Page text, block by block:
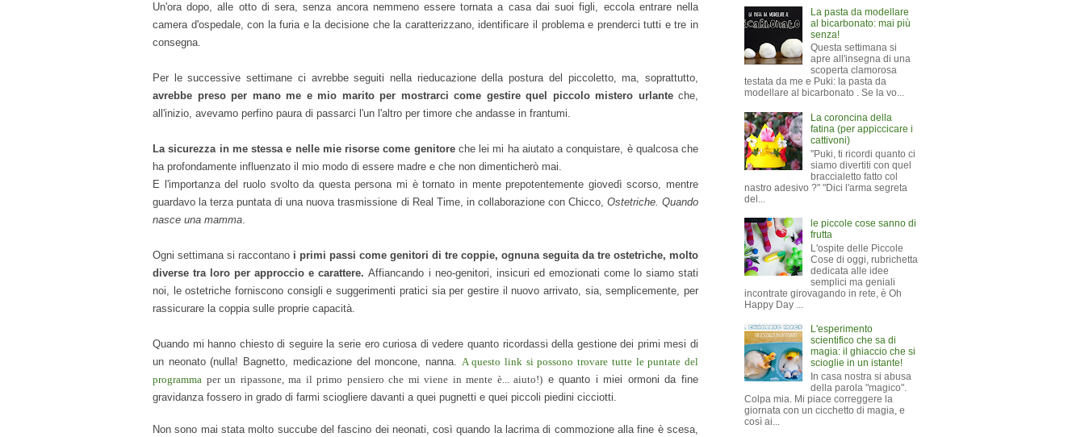
Un'ora dopo, alle otto di sera, senza ancora nemmeno essere tornata a casa dai suoi figli, eccola entrare nella
camera d'ospedale, con la furia e la decisione che la caratterizzano, identificare il problema e prenderci tutti e tre in
consegna.
Per le successive settimane ci avrebbe seguiti nella rieducazione della postura del piccoletto, ma, soprattutto,
avrebbe preso per mano me e mio marito per mostrarci come gestire quel piccolo mistero urlanteche,
all'inizio, avevamo perfino paura di passarci l'un l'altro per timore che andasse in frantumi.
La sicurezza in me stessa e nelle mie risorse come genitoreche lei mi ha aiutato a conquistare, è qualcosa che
ha profondamente influenzato il mio modo di essere madre e che non dimenticherò mai.
E l'importanza del ruolo svolto da questa persona mi è tornato in mente prepotentemente giovedì scorso, mentre
guardavo la terza puntata di una nuova trasmissione di Real Time, in collaborazione con Chicco, Ostetriche. Quando
nasce una mamma.
Ogni settimana si raccontano i primi passi come genitori di tre coppie, ognuna seguita da tre ostetriche, molto
diverse tra loro per approccio e carattere.Affiancando i neo-genitori, insicuri ed emozionati come lo siamo stati
noi, le ostetriche forniscono consigli e suggerimenti pratici sia per gestire il nuovo arrivato, sia, semplicemente, per
rassicurare la coppia sulle proprie capacità.
Quando mi hanno chiesto di seguire la serie ero curiosa di vedere quanto ricordassi della gestione dei primi mesi di
un neonato(nulla! Bagnetto, medicazione del moncone, nanna. A questo link si possono trovare tutte le puntate del
programma per un ripassone, ma il primo pensiero che mi viene in mente è... aiuto!) e quanto i miei ormoni da fine
gravidanza fossero in grado di farmi sciogliere davanti a quei pugnetti e quei piccoli piedini cicciotti.
Non sono mai stata molto succube del fascino dei neonati, così quando la lacrima di commozione alla fine è scesa,
La pasta da modellare
al bicarbonato: mai più
senza!
Questa settimana si
apre all'insegna di una
scoperta clamorosa
testata da me e Puki: la pasta da
modellare al bicarbonato . Se la vo...
La coroncina della
fatina (per appiccicare i
cattivoni)
"Puki, ti ricordi quanto ci
siamo divertiti con quel
braccialetto fatto col
nastro adesivo ?" "Dici l'arma segreta
del...
le piccole cose sanno di
frutta
L'ospite delle Piccole
Cose di oggi, rubrichetta
dedicata alle idee
semplici ma geniali
incontrate girovagando in rete, è Oh
Happy Day ...
L'esperimento
scientifico che sa di
magia: il ghiaccio che si
scioglie in un istante!
In casa nostra si abusa
della parola "magico".
Colpa mia. Mi piace correggere la
giornata con un cicchetto di magia, e
così ai...